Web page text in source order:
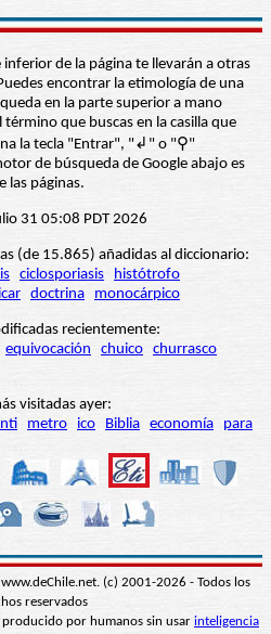
de la página te llevarán a otras
encontrar la etimología de una
en la parte superior a mano
que buscas en la casilla que
la tecla "Entrar", "↲" o "⚲"
de búsqueda de Google abajo es
las páginas.
31 05:08 PDT 2026
(de 15.865) añadidas al diccionario:
ciclosporiasis
histótrofo
doctrina monocárpico
recientemente:
equivocación chuico churrasco
visitadas ayer:
metro ico Biblia economía para
(c) 2001-2026 - Todos los
reservados
producido por humanos sin usar inteligencia